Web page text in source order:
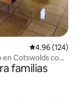
Calificación
4.96 (124)
en Cotswolds con
familias